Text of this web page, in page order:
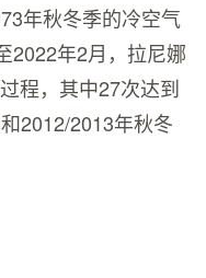
年秋冬季的冷空气
2022年2月，拉尼娜
程，其中27次达到
2012/2013年秋冬